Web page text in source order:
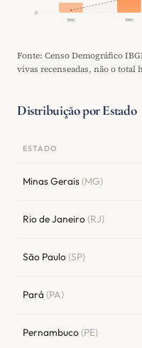
0
1980 1990
Fonte: Censo Demográfico
vivas recenseadas, não o total
Distribuição por Estado
ESTADO
Minas Gerais(MG)
Rio de Janeiro(RJ)
São Paulo(SP)
Pará (PA)
Pernambuco(PE)